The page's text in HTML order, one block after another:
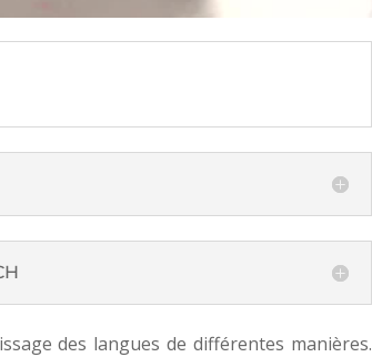
des langues de différentes manières.